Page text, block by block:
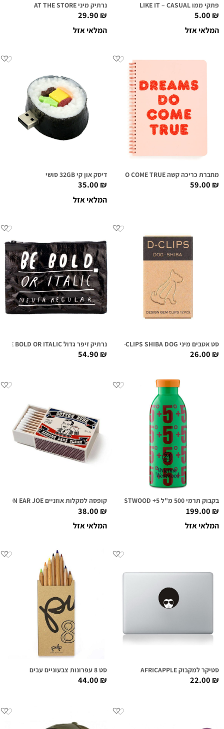
פתקי ממו LIKE IT – CASUAL
5.00₪
המלאי אזל
נרתיק מיני AT THE STORE
29.90₪
המלאי אזל
מחברת כריכה קשה DREAMS DO COME TRUE
59.00₪
דיסק און קי 32GB סושי
35.00₪
המלאי אזל
סט אטבים מיני D-CLIPS SHIBA DOG
26.00₪
נרתיק זיפר גדול BE BOLD OR ITALIC
54.90₪
בקבוק תרמי 500 מ"ל CLIMA / VIVIENNE WESTWOOD +5
199.00₪
המלאי אזל
קופסה למקלות אוזניים COTTON EAR JOE
38.00₪
המלאי אזל
סטיקר למקבוק AFRICAPPLE
22.00₪
סט 8 עפרונות צבעוניים עבים
44.00₪